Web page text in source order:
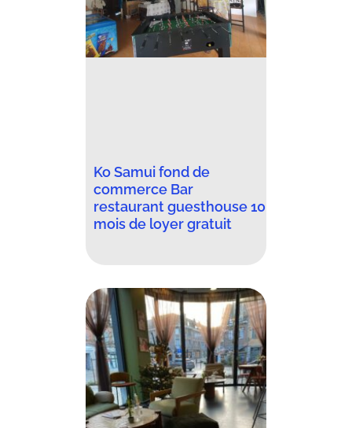
Ko Samui fond de
commerce Bar
restaurant guesthouse 10
mois de loyer gratuit